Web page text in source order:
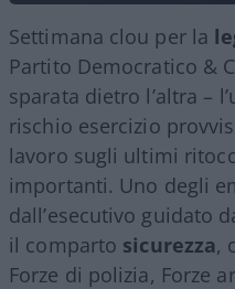
Settimana clou per la
Partito Democratico &
sparata dietro l’altra –
rischio esercizio
lavoro sugli ultimi
importanti. Uno degli
dall’esecutivo guidato
il comparto sicurezza,
Forze di polizia, Forze